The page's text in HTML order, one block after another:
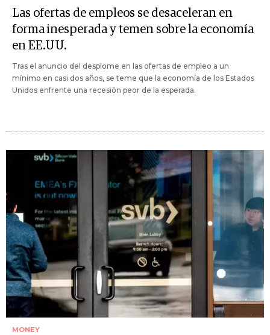
Las ofertas de empleos se desaceleran en
forma inesperada y temen sobre la economía
en EE.UU.
Tras el anuncio del desplome en las ofertas de empleo a un
mínimo en casi dos años, se teme que la economía de los Estados
Unidos enfrente una recesión peor de la esperada.
MONEY